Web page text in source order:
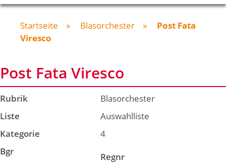
Startseite » Blasorchester » Post Fata
Viresco
Post Fata Viresco
Rubrik
Blasorchester
Liste
Auswahlliste
Kategorie
4
Bgr
Regnr